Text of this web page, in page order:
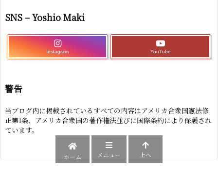
SNS – Yoshio Maki
Instagram YouTube
警告
当ブログ内に掲載されているすべての内容はアメリカ合衆国憲法修
正第1条、アメリカ合衆国の著作権法並びに国際条約により保護され
ています。
ホーム メニュー 上へ